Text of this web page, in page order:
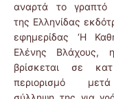
αναρτά το γραπτό
της Ελληνίδας
εφημερίδας ‘Η
Ελένης Βλάχους,
βρίσκεται σε
περιορισμό